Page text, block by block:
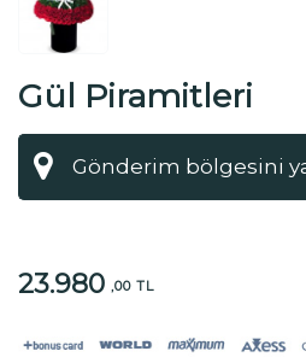
Gül Piramitleri
23.980 ,00 TL